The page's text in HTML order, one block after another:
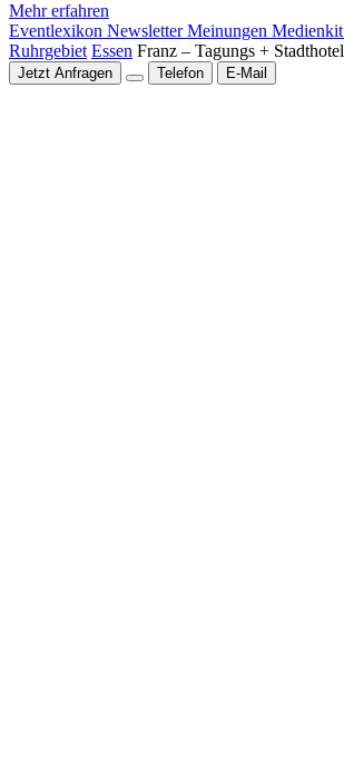
Mehr erfahren
Eventlexikon NewsletterMeinungen Medienkit
Ruhrgebiet Essen Franz – Tagungs + Stadthotel
Jetzt Anfragen Telefon E-Mail